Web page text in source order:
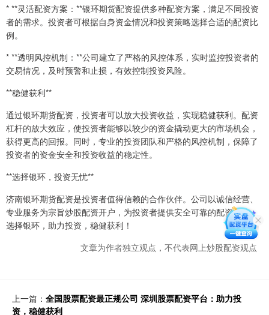
* **灵活配资方案：**银环期货配资提供多种配资方案，满足不同投资
者的需求。投资者可根据自身资金情况和投资策略选择合适的配资比
例。
* **透明风控机制：**公司建立了严格的风控体系，实时监控投资者的
交易情况，及时预警和止损，有效控制投资风险。
**稳健获利**
通过银环期货配资，投资者可以放大投资收益，实现稳健获利。配资
杠杆的放大效应，使投资者能够以较少的资金撬动更大的市场机会，
获得更高的回报。同时，专业的投资团队和严格的风控机制，保障了
投资者的资金安全和投资收益的稳定性。
**选择银环，投资无忧**
济南银环期货配资是投资者值得信赖的合作伙伴。公司以诚信经营、
专业服务为宗旨炒股配资开户，为投资者提供安全可靠的配资服务。
选择银环，助力投资，稳健获利！
文章为作者独立观点，不代表网上炒股配资观点
上一篇： 全国股票配资最正规公司 深圳股票配资平台：助力投
资，稳健获利